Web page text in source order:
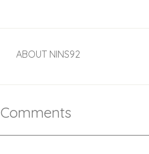
ABOUT NINS92
Comments